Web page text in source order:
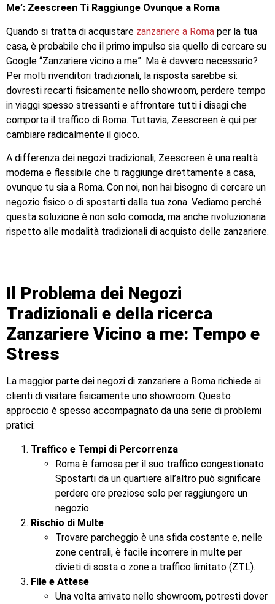
Me’: Zeescreen Ti Raggiunge Ovunque a Roma
Quando si tratta di acquistare zanzariere a Roma per la tua
casa, è probabile che il primo impulso sia quello di cercare su
Google “Zanzariere vicino a me”. Ma è davvero necessario?
Per molti rivenditori tradizionali, la risposta sarebbe sì:
dovresti recarti fisicamente nello showroom, perdere tempo
in viaggi spesso stressanti e affrontare tutti i disagi che
comporta il traffico di Roma. Tuttavia, Zeescreen è qui per
cambiare radicalmente il gioco.
A differenza dei negozi tradizionali, Zeescreen è una realtà
moderna e flessibile che ti raggiunge direttamente a casa,
ovunque tu sia a Roma. Con noi, non hai bisogno di cercare un
negozio fisico o di spostarti dalla tua zona. Vediamo perché
questa soluzione è non solo comoda, ma anche rivoluzionaria
rispetto alle modalità tradizionali di acquisto delle zanzariere.
Il Problema dei Negozi
Tradizionali e della ricerca
Zanzariere Vicino a me: Tempo e
Stress
La maggior parte dei negozi di zanzariere a Roma richiede ai
clienti di visitare fisicamente uno showroom. Questo
approccio è spesso accompagnato da una serie di problemi
pratici:
Traffico e Tempi di Percorrenza
Roma è famosa per il suo traffico congestionato.
Spostarti da un quartiere all’altro può significare
perdere ore preziose solo per raggiungere un
negozio.
Rischio di Multe
Trovare parcheggio è una sfida costante e, nelle
zone centrali, è facile incorrere in multe per
divieti di sosta o zone a traffico limitato (ZTL).
File e Attese
Una volta arrivato nello showroom, potresti dover